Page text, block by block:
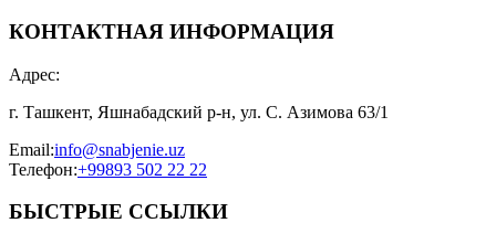
КОНТАКТНАЯ ИНФОРМАЦИЯ
Адрес:
г. Ташкент, Яшнабадский р-н, ул. С. Азимова 63/1
Email:info@snabjenie.uz
Телефон:+99893 502 22 22
БЫСТРЫЕ ССЫЛКИ